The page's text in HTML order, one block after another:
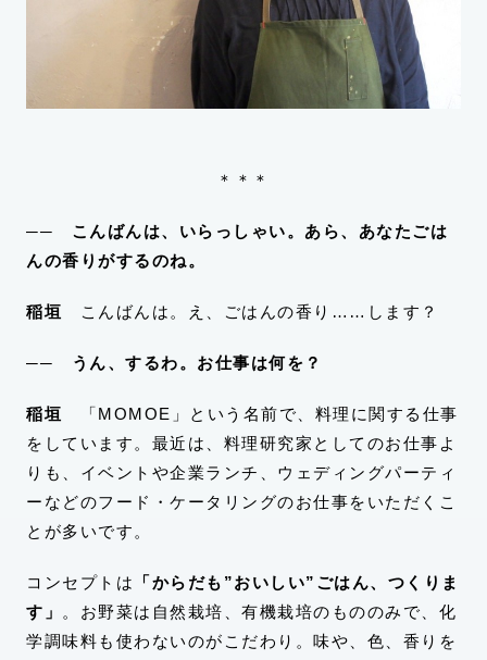
＊＊＊
── こんばんは、いらっしゃい。あら、あなたごは
んの香りがするのね。
稲垣 こんばんは。え、ごはんの香り……します？
── うん、するわ。お仕事は何を？
稲垣 「MOMOE」という名前で、料理に関する仕事
をしています。最近は、料理研究家としてのお仕事よ
りも、イベントや企業ランチ、ウェディングパーティ
ーなどのフード・ケータリングのお仕事をいただくこ
とが多いです。
コンセプトは
「からだも”おいしい”ごはん、つくりま
す」
。お野菜は自然栽培、有機栽培のもののみで、化
学調味料も使わないのがこだわり。味や、色、香りを